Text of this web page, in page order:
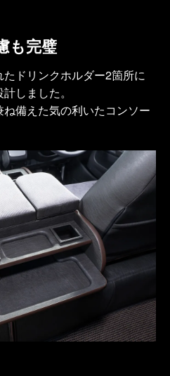
も完璧
ドリンクホルダー2箇所に
しました。
備えた気の利いたコンソー